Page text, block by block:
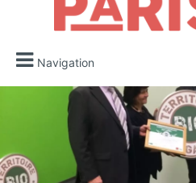
Navigation